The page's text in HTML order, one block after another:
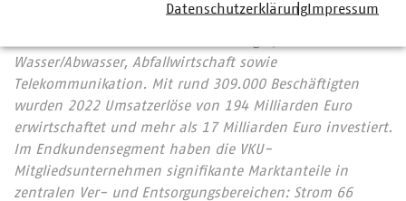
vertritt 1.592 Stadtwerke und kommunalwirtschaftliche
Wasser/Abwasser, Abfallwirtschaft sowie
Telekommunikation. Mit rund 309.000 Beschäftigten
wurden 2022 Umsatzerlöse von 194 Milliarden Euro
erwirtschaftet und mehr als 17 Milliarden Euro investiert.
Im Endkundensegment haben die VKU-
Mitgliedsunternehmen signifikante Marktanteile in
zentralen Ver- und Entsorgungsbereichen: Strom 66
DatenschutzerklärungImpressum